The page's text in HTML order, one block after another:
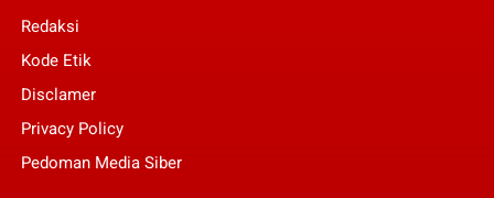
Redaksi
Kode Etik
Disclamer
Privacy Policy
Pedoman Media Siber